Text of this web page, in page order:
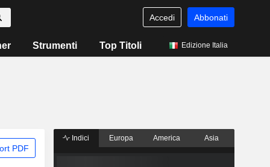
Accedi Abbonati
Strumenti Top Titoli Edizione Italia
PDF
Indici Europa America Asia